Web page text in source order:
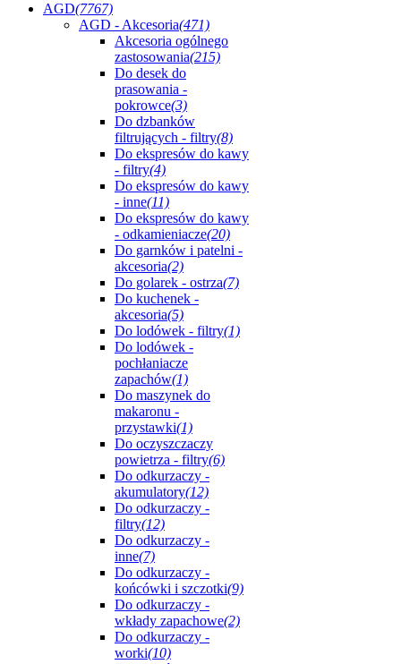
AGD(7767)
AGD - Akcesoria(471)
Akcesoria ogólnego
zastosowania(215)
Do desek do
prasowania -
pokrowce(3)
Do dzbanków
filtrujących - filtry(8)
Do ekspresów do kawy
- filtry(4)
Do ekspresów do kawy
- inne(11)
Do ekspresów do kawy
- odkamieniacze(20)
Do garnków i patelni -
akcesoria(2)
Do golarek - ostrza(7)
Do kuchenek -
akcesoria(5)
Do lodówek - filtry(1)
Do lodówek -
pochłaniacze
zapachów(1)
Do maszynek do
makaronu -
przystawki(1)
Do oczyszczaczy
powietrza - filtry(6)
Do odkurzaczy -
akumulatory(12)
Do odkurzaczy -
filtry(12)
Do odkurzaczy -
inne(7)
Do odkurzaczy -
końcówki i szczotki(9)
Do odkurzaczy -
wkłady zapachowe(2)
Do odkurzaczy -
worki(10)